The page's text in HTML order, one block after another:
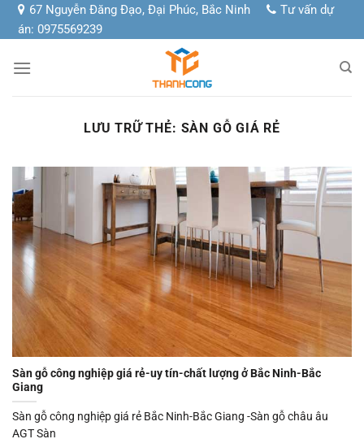
Chuyển
đến
dung
67 Nguyễn Đăng Đạo, Đại Phúc, Bắc Ninh
Tư vấn dự
án: 0975569239
LƯU TRỮ THẺ: SÀN GỖ GIÁ RẺ
Sàn gỗ công nghiệp giá rẻ-uy tín-chất lượng ở Bắc Ninh-Bắc
Giang
Sàn gỗ công nghiệp giá rẻ Bắc Ninh-Bắc Giang -Sàn gỗ châu âu
AGT Sàn